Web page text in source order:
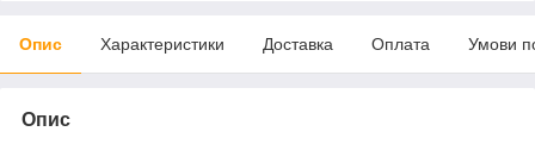
Опис Характеристики Доставка Оплата Умови
Опис